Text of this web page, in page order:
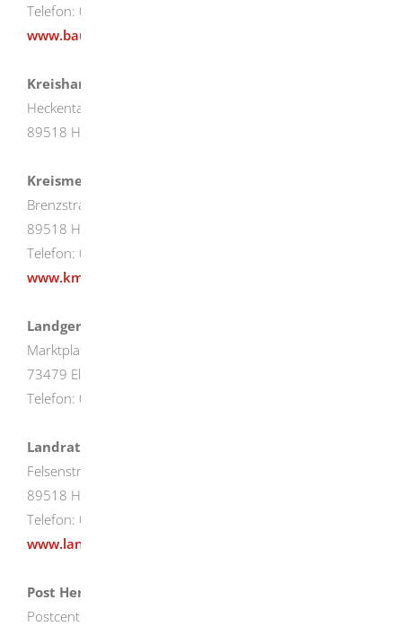
Telefon: 07322/ 9604-0
www.baugesellschaft.de
Kreishandwerkerschaft
Heckentalstraße 84
89518 Heidenheim
Kreismedienzentrum
Brenzstraße 30
89518 Heidenheim
Telefon: 07321/ 321-1652
www.kmz-heidenheim.de
Landgericht mit Staatsanwaltschaft Ellwangen
Marktplatz
73479 Ellwangen
Telefon: 07961/ 81-0
Landratsamt Heidenheim
Felsenstraße 36
89518 Heidenheim
Telefon: 07321/321-0
www.landkreis-heidenheim.de
Post Herbrechtingen
Postcenter Engelmann